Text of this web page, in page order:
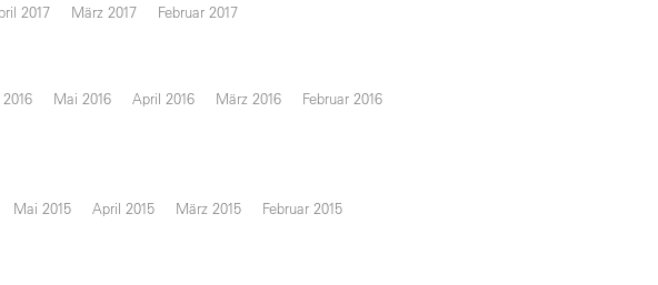
2017 März 2017 Februar 2017
Mai 2016 April 2016 März 2016 Februar 2016
Mai 2015 April 2015 März 2015 Februar 2015